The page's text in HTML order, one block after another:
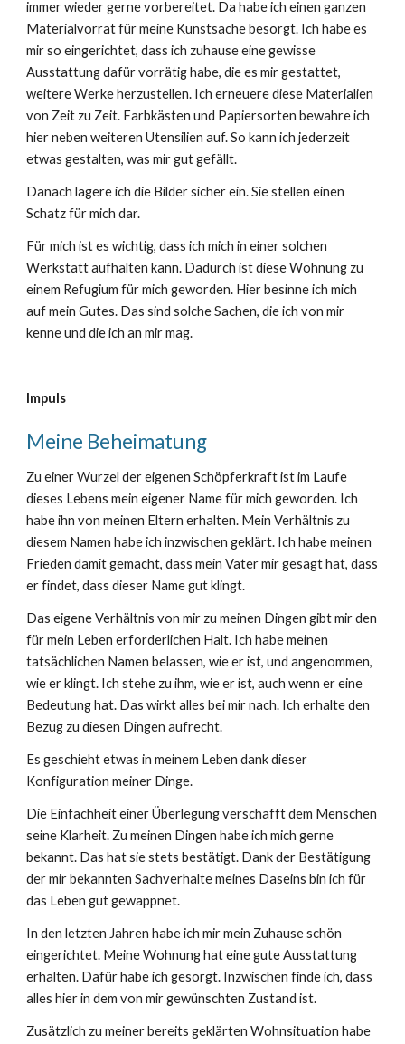
immer wieder gerne vorbereitet. Da habe ich einen ganzen
Materialvorrat für meine Kunstsache besorgt. Ich habe es
mir so eingerichtet, dass ich zuhause eine gewisse
Ausstattung dafür vorrätig habe, die es mir gestattet,
weitere Werke herzustellen. Ich erneuere diese Materialien
von Zeit zu Zeit. Farbkästen und Papiersorten bewahre ich
hier neben weiteren Utensilien auf. So kann ich jederzeit
etwas gestalten, was mir gut gefällt.
Danach lagere ich die Bilder sicher ein. Sie stellen einen
Schatz für mich dar.
Für mich ist es wichtig, dass ich mich in einer solchen
Werkstatt aufhalten kann. Dadurch ist diese Wohnung zu
einem Refugium für mich geworden. Hier besinne ich mich
auf mein Gutes. Das sind solche Sachen, die ich von mir
kenne und die ich an mir mag.
Impuls
Meine Beheimatung
Zu einer Wurzel der eigenen Schöpferkraft ist im Laufe
dieses Lebens mein eigener Name für mich geworden. Ich
habe ihn von meinen Eltern erhalten. Mein Verhältnis zu
diesem Namen habe ich inzwischen geklärt. Ich habe meinen
Frieden damit gemacht, dass mein Vater mir gesagt hat, dass
er findet, dass dieser Name gut klingt.
Das eigene Verhältnis von mir zu meinen Dingen gibt mir den
für mein Leben erforderlichen Halt. Ich habe meinen
tatsächlichen Namen belassen, wie er ist, und angenommen,
wie er klingt. Ich stehe zu ihm, wie er ist, auch wenn er eine
Bedeutung hat. Das wirkt alles bei mir nach. Ich erhalte den
Bezug zu diesen Dingen aufrecht.
Es geschieht etwas in meinem Leben dank dieser
Konfiguration meiner Dinge.
Die Einfachheit einer Überlegung verschafft dem Menschen
seine Klarheit. Zu meinen Dingen habe ich mich gerne
bekannt. Das hat sie stets bestätigt. Dank der Bestätigung
der mir bekannten Sachverhalte meines Daseins bin ich für
das Leben gut gewappnet.
In den letzten Jahren habe ich mir mein Zuhause schön
eingerichtet. Meine Wohnung hat eine gute Ausstattung
erhalten. Dafür habe ich gesorgt. Inzwischen finde ich, dass
alles hier in dem von mir gewünschten Zustand ist.
Zusätzlich zu meiner bereits geklärten Wohnsituation habe